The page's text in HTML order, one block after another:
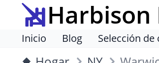
Harbison
Inicio Blog Selección de